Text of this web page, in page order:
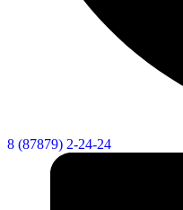
8 (87879) 2-24-24